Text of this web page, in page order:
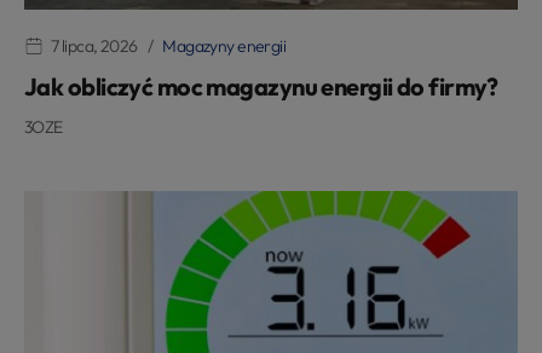
7 lipca, 2026 Magazyny energii
Jak obliczyć moc magazynu energii do firmy?
3OZE